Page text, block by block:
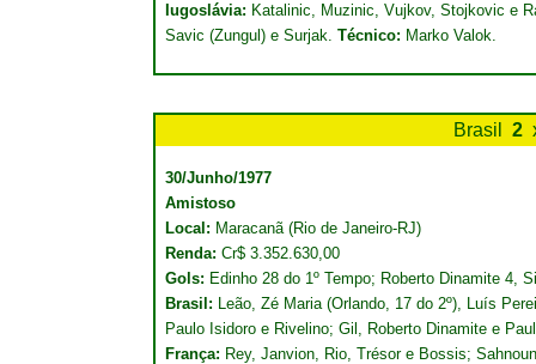
Iugoslávia: Katalinic, Muzinic, Vujkov, Stojkovic e
Savic (Zungul) e Surjak. Técnico: Marko Valok.
Brasil 2
30/Junho/1977
Amistoso
Local: Maracanã (Rio de Janeiro-RJ)
Renda: Cr$ 3.352.630,00
Gols: Edinho 28 do 1º Tempo; Roberto Dinamite 4,
Brasil: Leão, Zé Maria (Orlando, 17 do 2º), Luís
Paulo Isidoro e Rivelino; Gil, Roberto Dinamite e
França: Rey, Janvion, Rio, Trésor e Bossis;